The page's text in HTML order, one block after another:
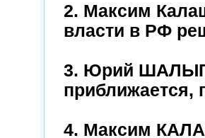
2. Максим
власти в РФ
3. Юрий
приближается,
4. Максим